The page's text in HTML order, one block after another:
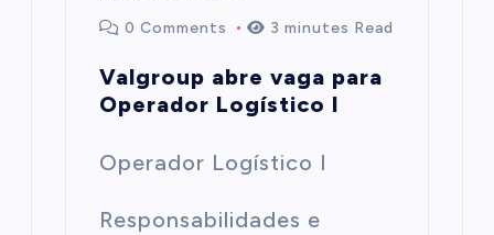
0 Comments 3 minutes Read
Valgroup abre vaga para
Operador Logístico I
Operador Logístico I
Responsabilidades e